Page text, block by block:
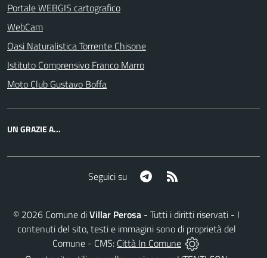
Portale WEBGIS cartografico
WebCam
Oasi Naturalistica Torrente Chisone
Istituto Comprensivo Franco Marro
Moto Club Gustavo Boffa
UN GRAZIE A...
Seguici su Telegram
© 2026 Comune diVillar Perosa - Tutti i diritti riservati - I
contenuti del sito, testi e immagini sono di proprietà del
Comune - CMS: Città In Comune